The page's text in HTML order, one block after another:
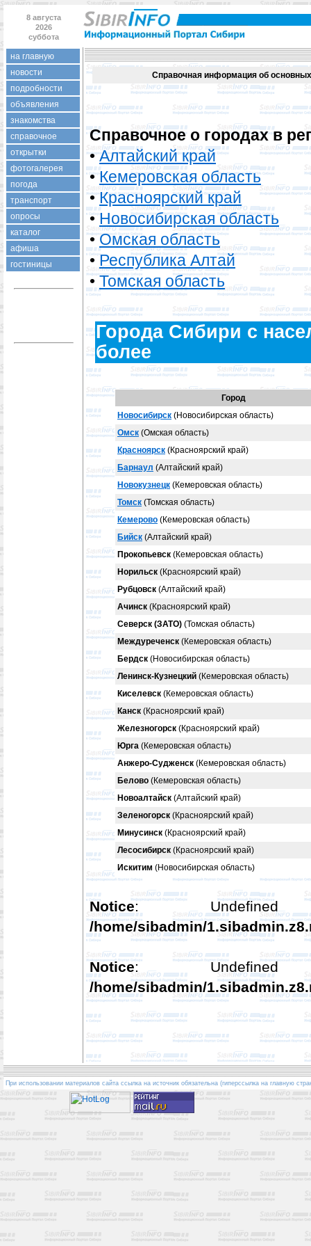
8 августа
2026
суббота
на главную
новости
подробности
объявления
знакомства
справочное
открытки
фотогалерея
погода
транспорт
опросы
каталог
афиша
гостиницы
Справочная информация об
Справочное о городах в
•Алтайский край
•Кемеровская область
•Красноярский край
•Новосибирская область
•Омская область
•Республика Алтай
•Томская область
Города Сибири с
более
Город
Новосибирск (Новосибирская область)
Омск (Омская область)
Красноярск (Красноярский край)
Барнаул (Алтайский край)
Новокузнецк (Кемеровская область)
Томск (Томская область)
Кемерово (Кемеровская область)
Бийск (Алтайский край)
Прокопьевск (Кемеровская область)
Норильск (Красноярский край)
Рубцовск (Алтайский край)
Ачинск (Красноярский край)
Северск (ЗАТО) (Томская область)
Междуреченск (Кемеровская область)
Бердск (Новосибирская область)
Ленинск-Кузнецкий (Кемеровская область)
Киселевск (Кемеровская область)
Канск (Красноярский край)
Железногорск (Красноярский край)
Юрга (Кемеровская область)
Анжеро-Судженск (Кемеровская область)
Белово (Кемеровская область)
Новоалтайск (Алтайский край)
Зеленогорск (Красноярский край)
Минусинск (Красноярский край)
Лесосибирск (Красноярский край)
Искитим (Новосибирская область)
Notice:
/home/sibadmin/
Notice:
/home/sibadmin/
При использовании материалов сайта ссылка на источник обязательна (гиперссылка на главную